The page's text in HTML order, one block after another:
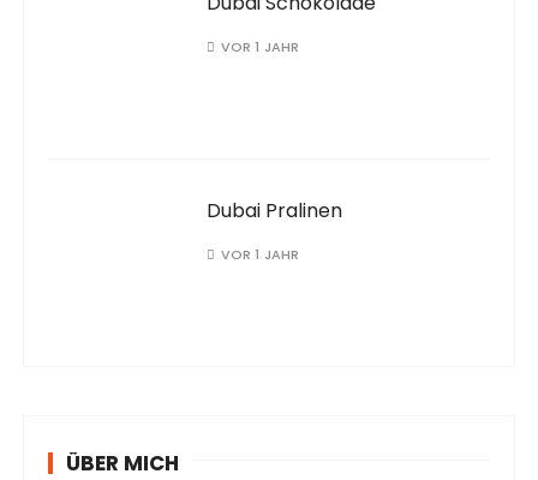
VOR 1 JAHR
Dubai Pralinen
VOR 1 JAHR
ÜBER MICH